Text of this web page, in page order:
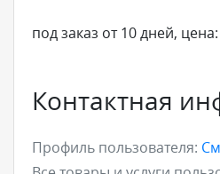
под заказ от 10 дней,
Контактная
Профиль пользователя: